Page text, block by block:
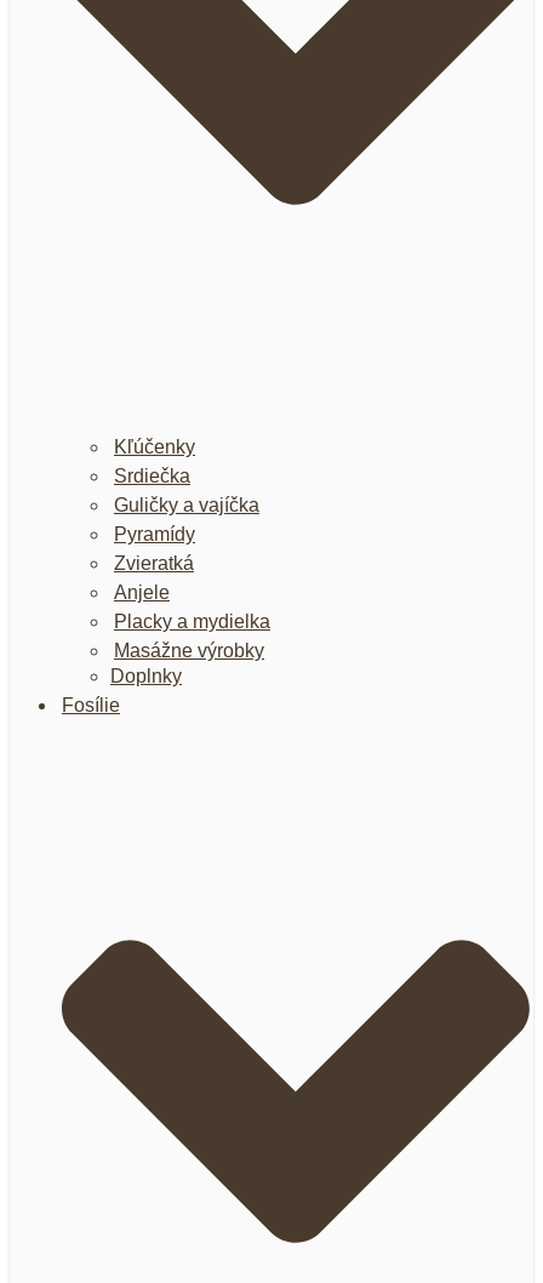
Kľúčenky
Srdiečka
Guličky a vajíčka
Pyramídy
Zvieratká
Anjele
Placky a mydielka
Masážne výrobky
Doplnky
Fosílie